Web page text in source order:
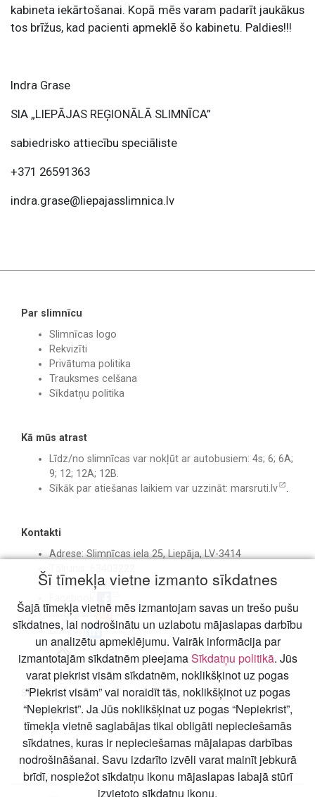
kabineta iekārtošanai. Kopā mēs varam padarīt jaukākus
tos brīžus, kad pacienti apmeklē šo kabinetu. Paldies!!!
Indra Grase
SIA „LIEPĀJAS REĢIONĀLĀ SLIMNĪCA”
sabiedrisko attiecību speciāliste
+371 26591363
indra.grase@liepajasslimnica.lv
Par slimnīcu
Slimnīcas logo
Rekvizīti
Privātuma politika
Trauksmes celšana
Sīkdatņu politika
Kā mūs atrast
Līdz/no slimnīcas var nokļūt ar autobusiem: 4s; 6; 6A;
9; 12; 12A; 12B.
Sīkāk par atiešanas laikiem var uzzināt: marsruti.lv .
Kontakti
Adrese: Slimnīcas iela 25, Liepāja, LV-3414
E-pasts:birojs@liepajasslimnica.lv
Instagram
Linkedin
Svarīgi
Slimību profilakses un kontroles centrs
Šī tīmekļa vietne izmanto sīkdatnes
Šajā tīmekļa vietnē mēs izmantojam savas un trešo pušu
sīkdatnes, lai nodrošinātu un uzlabotu mājaslapas darbību
un analizētu apmeklējumu. Vairāk informācija par
izmantotajām sīkdatnēm pieejamaSīkdatņu politikā. Jūs
varat piekrist visām sīkdatnēm, noklikšķinot uz pogas
“Piekrist visām” vai noraidīt tās, noklikšķinot uz pogas
“Nepiekrist”. Ja Jūs noklikšķinat uz pogas “Nepiekrist”,
tīmekļa vietnē saglabājas tikai obligāti nepieciešamās
sīkdatnes, kuras ir nepieciešamas mājalapas darbības
nodrošināšanai. Savu izdarīto izvēli varat mainīt jebkurā
brīdī, nospiežot sīkdatņu ikonu mājaslapas labajā stūrī
izvietoto sīkdatņu ikonu.